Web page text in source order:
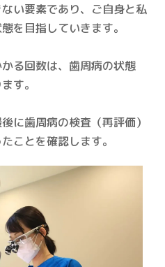
い要素であり、ご自身と私
を目指していきます。
る回数は、歯周病の状態
す。
に歯周病の検査（再評価）
ことを確認します。